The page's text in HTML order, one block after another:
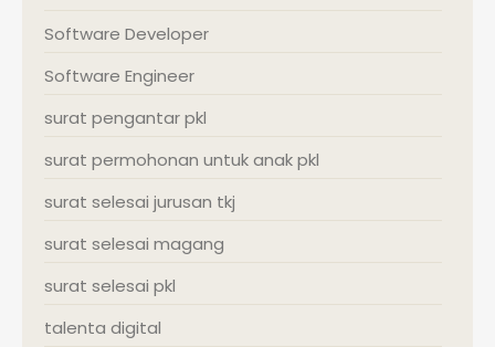
Software Developer
Software Engineer
surat pengantar pkl
surat permohonan untuk anak pkl
surat selesai jurusan tkj
surat selesai magang
surat selesai pkl
talenta digital